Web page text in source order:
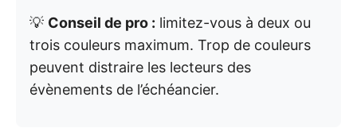
💡 Conseil de pro : limitez-vous à deux ou
trois couleurs maximum. Trop de couleurs
peuvent distraire les lecteurs des
évènements de l’échéancier.